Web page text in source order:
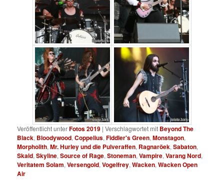
Veröffentlicht unterFotos 2019 |Verschlagwortet mit Beyond The
Black, Bloodywood,Coppelius,Fiddler's Green,Monstagon,
Morpholith,Mr. Hurley und die Pulveraffen, Ragnaröek,Sabaton,
Skald,Skyline,Source of Rage,Stoneman,Vampire,Varang Nord,
Veritatem Solam,Versengold,Vogelfrey,Wacken,Wacken Open
Air